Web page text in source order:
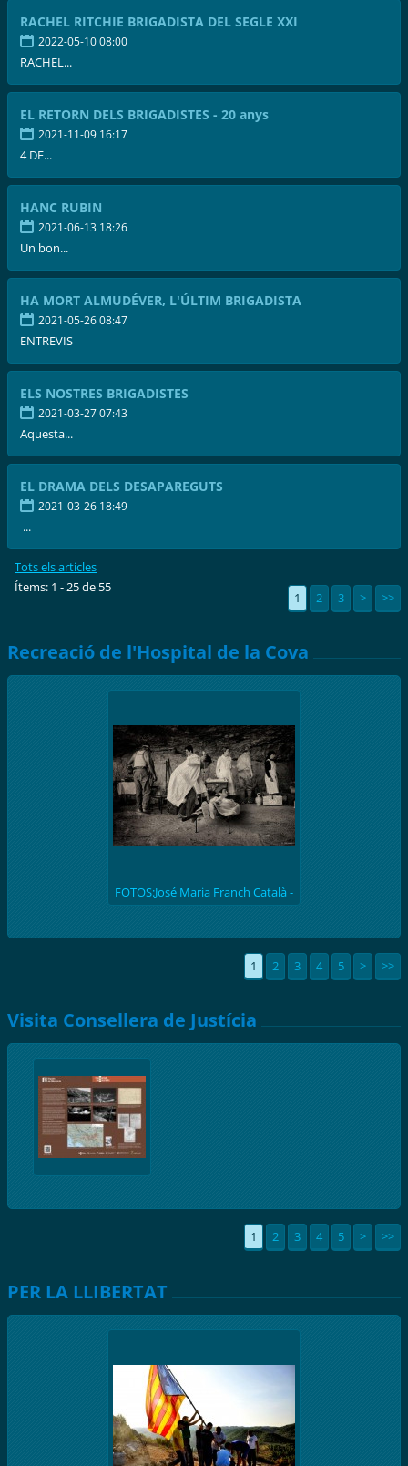
RACHEL RITCHIE BRIGADISTA DEL SEGLE XXI
2022-05-10 08:00
RACHEL...
EL RETORN DELS BRIGADISTES - 20 anys
2021-11-09 16:17
4 DE...
HANC RUBIN
2021-06-13 18:26
Un bon...
HA MORT ALMUDÉVER, L'ÚLTIM BRIGADISTA
2021-05-26 08:47
ENTREVIS
ELS NOSTRES BRIGADISTES
2021-03-27 07:43
Aquesta...
EL DRAMA DELS DESAPAREGUTS
2021-03-26 18:49
...
Tots els articles
Ítems: 1 - 25 de 55
1 2 3 > >>
Recreació de l'Hospital de la Cova
FOTOS:José Maria Franch Català -
1
2 3 4 5 > >>
Visita Consellera de Justícia
1 2 3 4 5 > >>
PER LA LLIBERTAT